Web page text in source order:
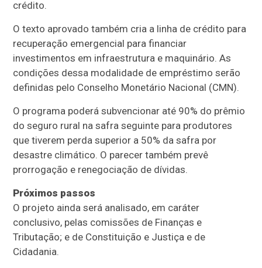
crédito.
O texto aprovado também cria a linha de crédito para
recuperação emergencial para financiar
investimentos em infraestrutura e maquinário. As
condições dessa modalidade de empréstimo serão
definidas pelo Conselho Monetário Nacional (CMN).
O programa poderá subvencionar até 90% do prêmio
do seguro rural na safra seguinte para produtores
que tiverem perda superior a 50% da safra por
desastre climático. O parecer também prevê
prorrogação e renegociação de dívidas.
Próximos passos
O projeto ainda será analisado, em caráter
conclusivo, pelas comissões de Finanças e
Tributação; e de Constituição e Justiça e de
Cidadania.